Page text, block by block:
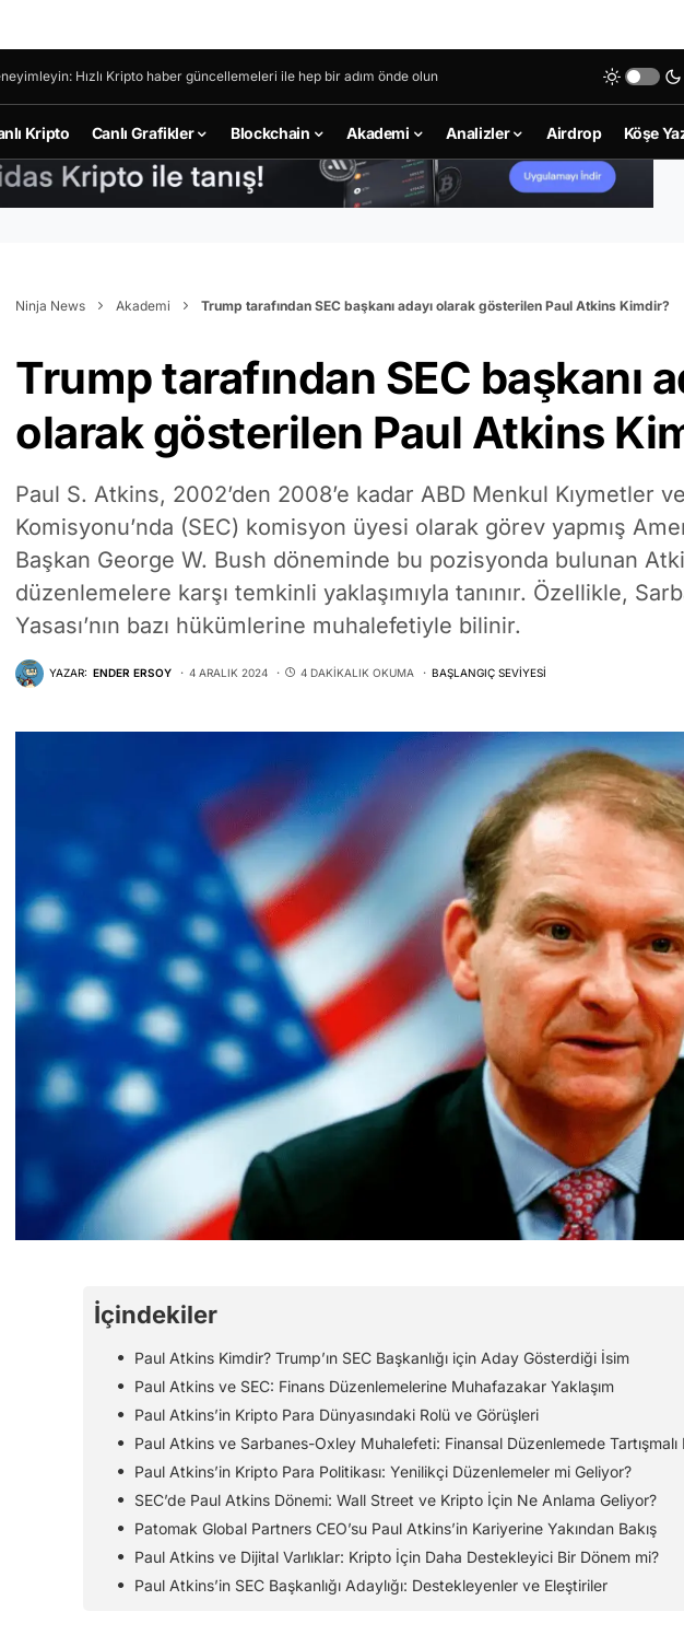
Hızlı Kripto haber güncellemeleri ile hep bir adım önde olun
Kripto Canlı Grafikler Blockchain Akademi Analizler Airdrop Köşe
Ninja News Akademi Trump tarafından SEC başkanı adayı olarak gösterilen Paul Atkins Kimdir?
Trump tarafından SEC başkanı
olarak gösterilen Paul Atkins
Paul S. Atkins, 2002’den 2008’e kadar ABD Menkul Kıymetler
Komisyonu’nda (SEC) komisyon üyesi olarak görev yapmış
Başkan George W. Bush döneminde bu pozisyonda bulunan
düzenlemelere karşı temkinli yaklaşımıyla tanınır. Özellikle,
Yasası’nın bazı hükümlerine muhalefetiyle bilinir.
YAZAR: ENDER ERSOY 4 ARALIK 2024 4 DAKIKALIK OKUMA BAŞLANGIÇ SEVIYESI
İçindekiler
Paul Atkins Kimdir? Trump’ın SEC Başkanlığı için Aday Gösterdiği İsim
Paul Atkins ve SEC: Finans Düzenlemelerine Muhafazakar Yaklaşım
Paul Atkins’in Kripto Para Dünyasındaki Rolü ve Görüşleri
Paul Atkins ve Sarbanes-Oxley Muhalefeti: Finansal Düzenlemede Tartışmalı
Paul Atkins’in Kripto Para Politikası: Yenilikçi Düzenlemeler mi Geliyor?
SEC’de Paul Atkins Dönemi: Wall Street ve Kripto İçin Ne Anlama Geliyor?
Patomak Global Partners CEO’su Paul Atkins’in Kariyerine Yakından Bakış
Paul Atkins ve Dijital Varlıklar: Kripto İçin Daha Destekleyici Bir Dönem mi?
Paul Atkins’in SEC Başkanlığı Adaylığı: Destekleyenler ve Eleştiriler